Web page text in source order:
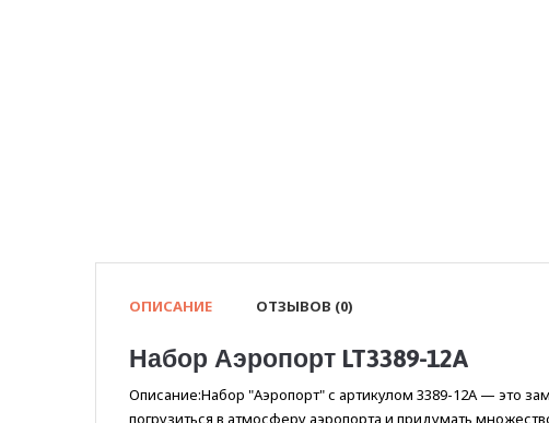
ОПИСАНИЕ ОТЗЫВОВ (0)
Набор Аэропорт LT3389-12A
Описание:Набор "Аэропорт" с артикулом 3389-12A — это
погрузиться в атмосферу аэропорта и придумать